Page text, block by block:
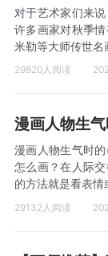
对于艺术家们来
许多画家对秋季
米勒等大师传世名
29820人阅读
漫画人物生气时
怎么画？在人际
的方法就是看表情
29132人阅读